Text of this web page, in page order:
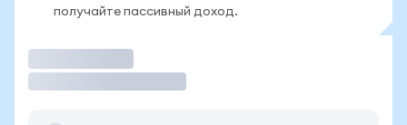
получайте пассивный доход.